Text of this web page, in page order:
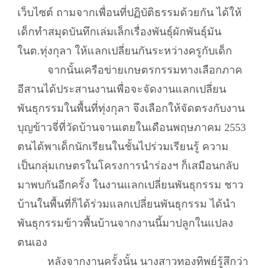
เว็บไซต์ ถามจากเพื่อนที่ปฏิบัติธรรมด้วยกัน ได้ให้
เด็กทำสมุดบันทึกเล่มเล็กเรื่องพันธุ์ผักพันธุ์มัน
ในต.ทุ่งกุลา ให้แลกเปลี่ยนกันระหว่างครูกับเด็ก
จากนั้นเครือข่ายเกษตรกรรมทางเลือกภาค
อีสานได้ประสานงานเพื่อจะจัดงานแลกเปลี่ยน
พันธุกรรมในพื้นที่ทุ่งกุลา จึงเลือกให้จัดตรงกับงาน
บุญข้าวจี่ที่วัดบ้านจานเตยในเดือนพฤษภาคม 2553
ตนได้พาเด็กนักเรียนในชั้นไปร่วมเรียนรู้ ความ
เป็นกลุ่มเกษตรในโครงการนำร่องฯ ก็เสมือนกลับ
มาพบกันอีกครั้ง ในงานแลกเปลี่ยนพันธุกรรม ชาว
บ้านในพื้นที่ก็ได้ร่วมแลกเปลี่ยนพันธุกรรม ได้นำ
พันธุกรรมข้าวพื้นบ้านจากงานนี้มาปลูกในแปลง
ตนเอง
หลังจากงานครั้งนั้น นางสาวทองทิพย์รู้สึกว่า